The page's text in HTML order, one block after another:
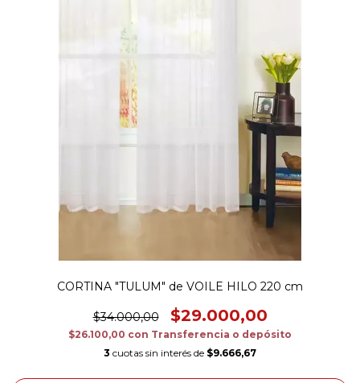
CORTINA "TULUM" de VOILE HILO 220 cm
$34.000,00 $29.000,00
$26.100,00 con Transferencia o depósito
3 cuotas sin interés de $9.666,67